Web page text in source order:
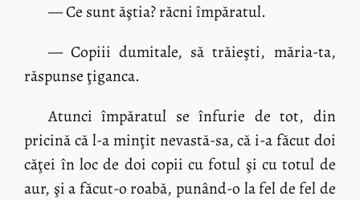
— Ce sunt ăştia? răcni împăratul.
— Copiii dumitale, să trăieşti, măria-ta,
răspunse ţiganca.
Atunci împăratul se înfurie de tot, din
pricină că l-a minţit nevastă-sa, că i-a făcut doi
căţei în loc de doi copii cu fotul şi cu totul de
aur, şi a făcut-o roabă, punând-o la fel de fel de